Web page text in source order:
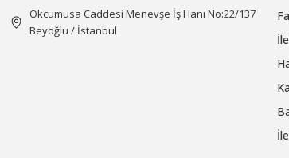
Okcumusa Caddesi Menevşe İş Hanı No:22/137
Beyoğlu / İstanbul